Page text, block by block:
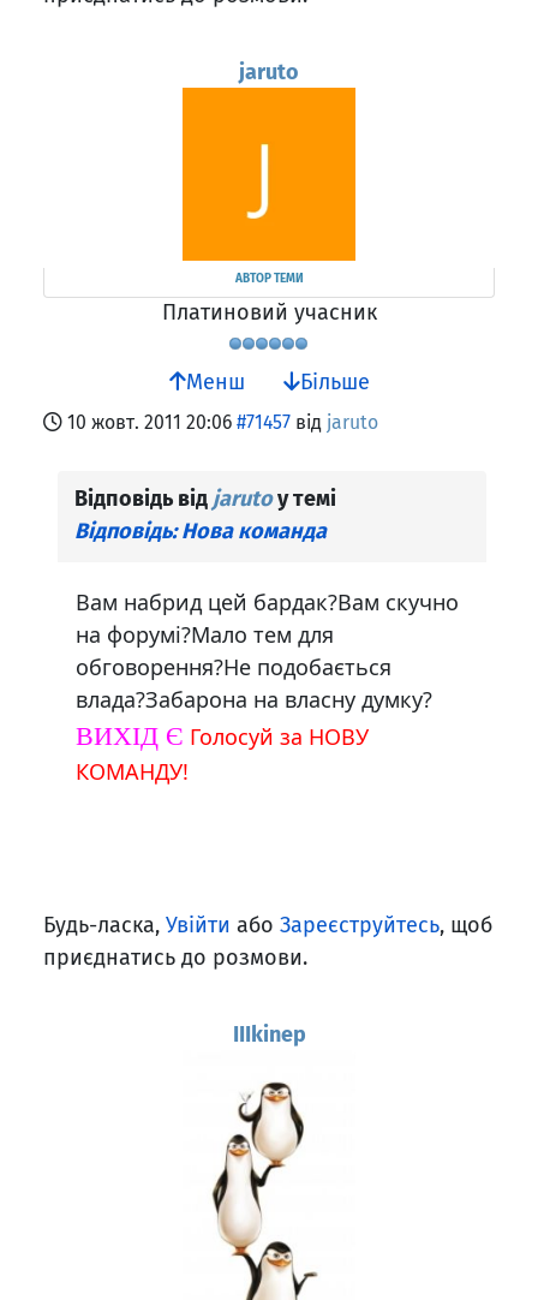
jaruto
АВТОР ТЕМИ
Платиновий учасник
Менш Більше
10 жовт. 2011 20:06 #71457 від jaruto
Відповідь від jarutoу темі
Відповідь: Нова команда
Вам набрид цей бардак?Вам скучно
на форумі?Мало тем для
обговорення?Не подобається
влада?Забарона на власну думку?
ВИХІД Є Голосуй за НОВУ
КОМАНДУ!
Будь-ласка, Увійти або Зареєструйтесь, щоб
приєднатись до розмови.
IIIkinep